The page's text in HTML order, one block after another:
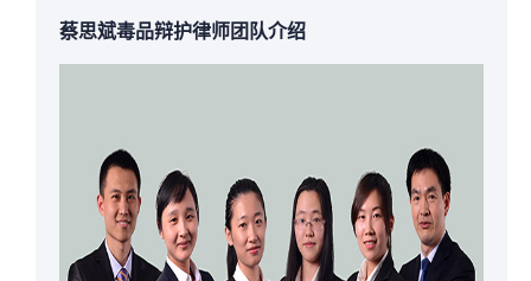
蔡思斌毒品辩护律师团队介绍